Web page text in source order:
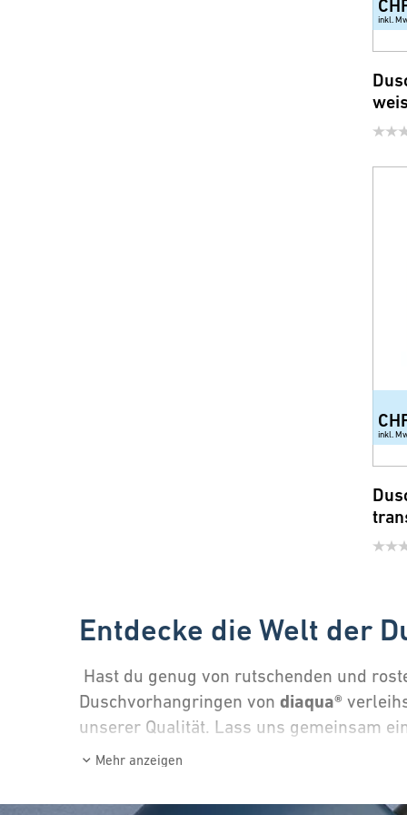
inkl.
inkl.
Entdecke die Welt der
Hast du genug von rutschenden und
Duschvorhangringen von diaqua®
unserer Qualität. Lass uns gemeinsam
Wähle das perfekte
Mehr anzeigen